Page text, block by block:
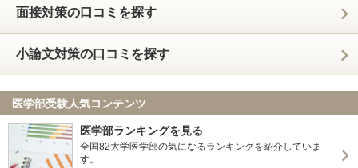
面接対策の口コミを探す
小論文対策の口コミを探す
医学部受験人気コンテンツ
医学部ランキングを見る
全国82大学医学部の気になるランキングを紹介していま
す。